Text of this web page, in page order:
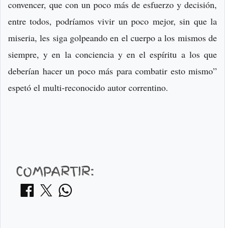
convencer, que con un poco más de esfuerzo y decisión,
entre todos, podríamos vivir un poco mejor, sin que la
miseria, les siga golpeando en el cuerpo a los mismos de
siempre, y en la conciencia y en el espíritu a los que
deberían hacer un poco más para combatir esto mismo”
espetó el multi-reconocido autor correntino.
COMPARTIR: